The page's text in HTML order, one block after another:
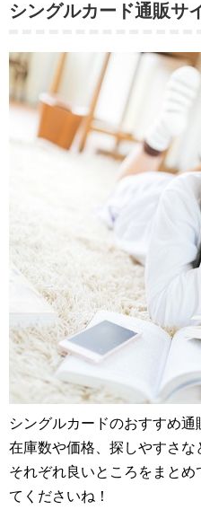
シングルカード通販サ
シングルカードのおすすめ通
在庫数や価格、探しやすさな
それぞれ良いところをまと
てくださいね！